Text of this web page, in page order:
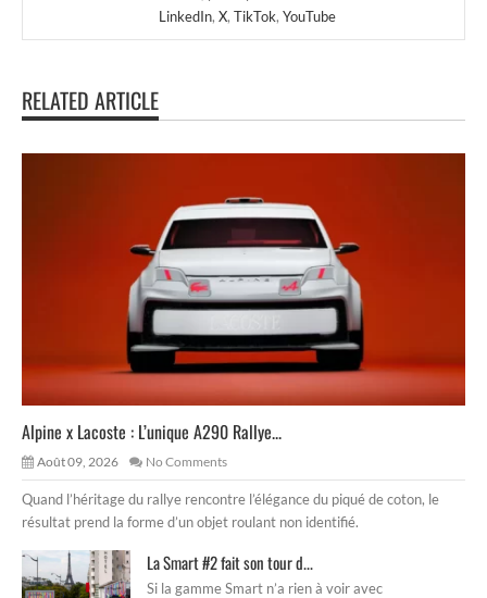
LinkedIn, X, TikTok, YouTube
RELATED ARTICLE
Alpine x Lacoste : L’unique A290 Rallye...
Août 09, 2026 No Comments
Quand l’héritage du rallye rencontre l’élégance du piqué de coton, le
résultat prend la forme d’un objet roulant non identifié.
La Smart #2 fait son tour d...
Si la gamme Smart n’a rien à voir avec